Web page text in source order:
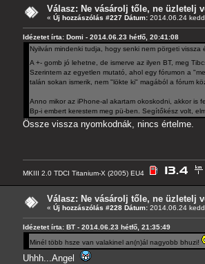
Válasz: Ne vásárolj tőle, ne üzletelj
« Új hozzászólás #227 Dátum: 2014.06.24
Idézetet írta: Domi - 2014.06.23 hétfő, 20:41:08
Nyilván mindenki tudja, hogy senki nem pörgeti
A +- gomb jó lehetne, de ismerve az ilyen BT, meg
Szerintem az egyetlen mutató, ahol egy fórumon a
talán sokan ismerik, nem "lökte ki" magából a fórum
Anno mikor az iPhone-al akartam okoskodni, akkor is
Bp-i embert kerestem meg pü-ben. Segítőkész volt,
Össze vissza nyomkodnák, nincs értelme.
MKIII 2.0 TDCI Titanium-X (2005) EU4
Válasz: Ne vásárolj tőle, ne üzletelj
« Új hozzászólás #228 Dátum: 2014.06.24
Idézetet írta: BT - 2014.06.23 hétfő, 21:35:49
Minél több hsze van valakinel an(n)ál nagyobb bhuzi!
Uhhh...Angel